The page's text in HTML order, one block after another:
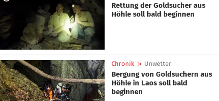
Rettung der Goldsucher aus
Höhle soll bald beginnen
Chronik » Unwetter
Bergung von Goldsuchern aus
Höhle in Laos soll bald
beginnen